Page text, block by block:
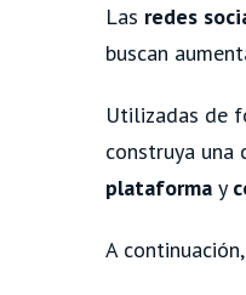
Las redes
buscan
Utilizadas de
construya una
plataforma y
A